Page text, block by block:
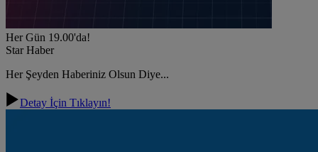
Her Gün 19.00'da!
Star Haber
Her Şeyden Haberiniz Olsun Diye...
Detay İçin Tıklayın!